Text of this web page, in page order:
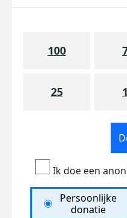
100
25
Ik doe een
Persoonlijke
donatie